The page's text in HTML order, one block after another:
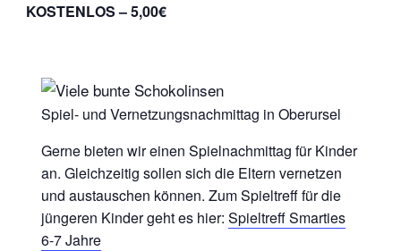
KOSTENLOS – 5,00€
Spiel- und Vernetzungsnachmittag in Oberursel
Gerne bieten wir einen Spielnachmittag für Kinder
an. Gleichzeitig sollen sich die Eltern vernetzen
und austauschen können. Zum Spieltreff für die
jüngeren Kinder geht es hier:Spieltreff Smarties
6-7 Jahre